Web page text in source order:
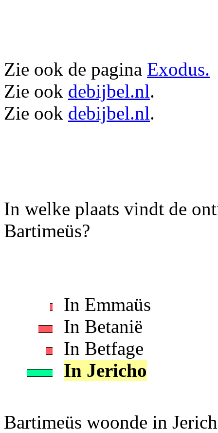
Zie ook de pagina Exodus.
Zie ook debijbel.nl.
Zie ook debijbel.nl.
In welke plaats vindt de
Bartimeüs?
In Emmaüs
In Betanië
In Betfage
In Jericho
Bartimeüs woonde in